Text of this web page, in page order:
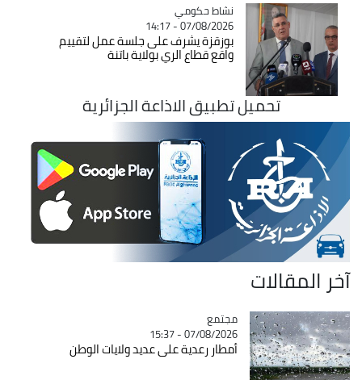
Catégorie
نشاط حكومي
07/08/2026 - 14:17
بوزقزة يشرف على جلسة عمل لتقييم
واقع قطاع الري بولاية باتنة
تحميل تطبيق الاذاعة الجزائرية
آخر المقالات
Catégorie
مجتمع
07/08/2026 - 15:37
أمطار رعدية على عديد ولايات الوطن